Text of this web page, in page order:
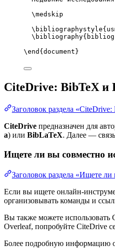
\medskip
\bibliographystyle
\bibliography
\end { document }
CiteDrive: BibTeX и
Заголовок раздела
CiteDrive предназначен для
a) или BibLaTeX. Далее —
Ищете ли вы совместно
Заголовок раздела «Ищете
Если вы ищете онлайн-
организовывать команды и
Вы также можете использовать
Overleaf, попробуйте CiteDrive
Более подробную информацию